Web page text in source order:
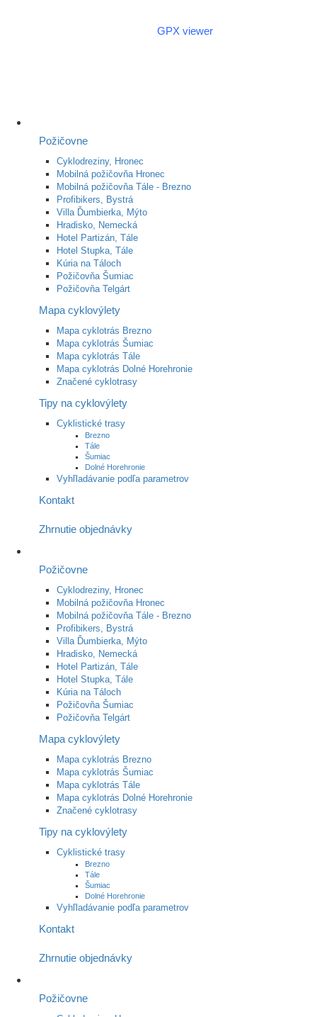
GPX viewer
Požičovne
Cyklodreziny, Hronec
Mobilná požičovňa Hronec
Mobilná požičovňa Tále - Brezno
Profibikers, Bystrá
Villa Ďumbierka, Mýto
Hradisko, Nemecká
Hotel Partizán, Tále
Hotel Stupka, Tále
Kúria na Táloch
Požičovňa Šumiac
Požičovňa Telgárt
Mapa cyklovýlety
Mapa cyklotrás Brezno
Mapa cyklotrás Šumiac
Mapa cyklotrás Tále
Mapa cyklotrás Dolné Horehronie
Značené cyklotrasy
Tipy na cyklovýlety
Cyklistické trasy
Brezno
Tále
Šumiac
Dolné Horehronie
Vyhľladávanie podľa parametrov
Kontakt
Zhrnutie objednávky
Požičovne
Cyklodreziny, Hronec
Mobilná požičovňa Hronec
Mobilná požičovňa Tále - Brezno
Profibikers, Bystrá
Villa Ďumbierka, Mýto
Hradisko, Nemecká
Hotel Partizán, Tále
Hotel Stupka, Tále
Kúria na Táloch
Požičovňa Šumiac
Požičovňa Telgárt
Mapa cyklovýlety
Mapa cyklotrás Brezno
Mapa cyklotrás Šumiac
Mapa cyklotrás Tále
Mapa cyklotrás Dolné Horehronie
Značené cyklotrasy
Tipy na cyklovýlety
Cyklistické trasy
Brezno
Tále
Šumiac
Dolné Horehronie
Vyhľladávanie podľa parametrov
Kontakt
Zhrnutie objednávky
Požičovne